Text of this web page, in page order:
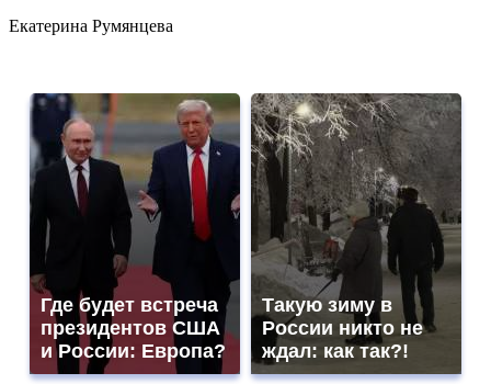
Екатерина Румянцева
Где будет встреча
президентов США
и России: Европа?
Такую зиму в
России никто не
ждал: как так?!